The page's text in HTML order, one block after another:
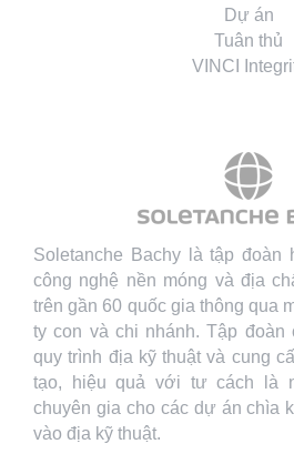
Dự án
Tuân thủ
VINCI
Soletanche Bachy là tập đoàn
công nghệ nền móng và địa
trên gần 60 quốc gia thông qua
ty con và chi nhánh. Tập đoàn
quy trình địa kỹ thuật và cung
tạo, hiệu quả với tư cách là
chuyên gia cho các dự án chìa
vào địa kỹ thuật.